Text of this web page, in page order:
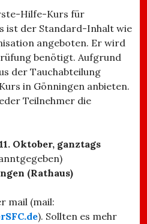
Hilfe-Kurs für
ist der Standard-Inhalt wie
angeboten. Er wird
benötigt. Aufgrund
der Tauchabteilung
in Gönningen anbieten.
Teilnehmer die
Oktober, ganztags
(Rathaus)
mail (mail:
). Sollten es mehr